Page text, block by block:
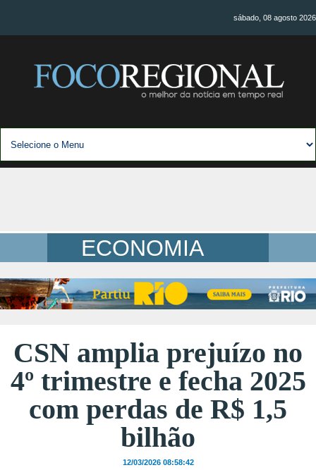
sábado, 08 agosto 2026
ECONOMIA
CSN amplia prejuízo no
4º trimestre e fecha 2025
com perdas de R$ 1,5
bilhão
12/03/2026 08:58:42